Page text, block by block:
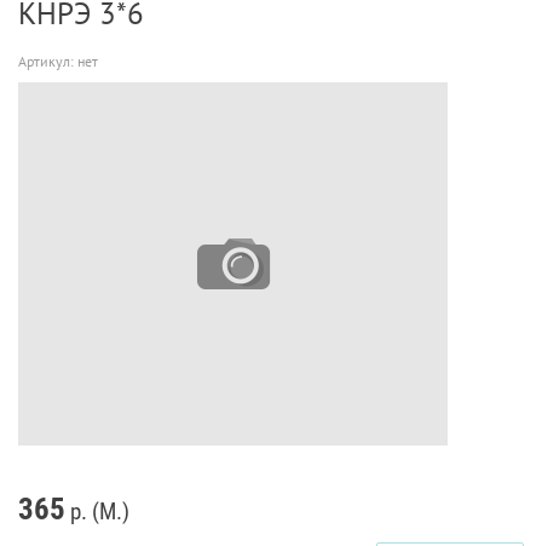
КНРЭ 3*6
Артикул: нет
365 р. (М.)